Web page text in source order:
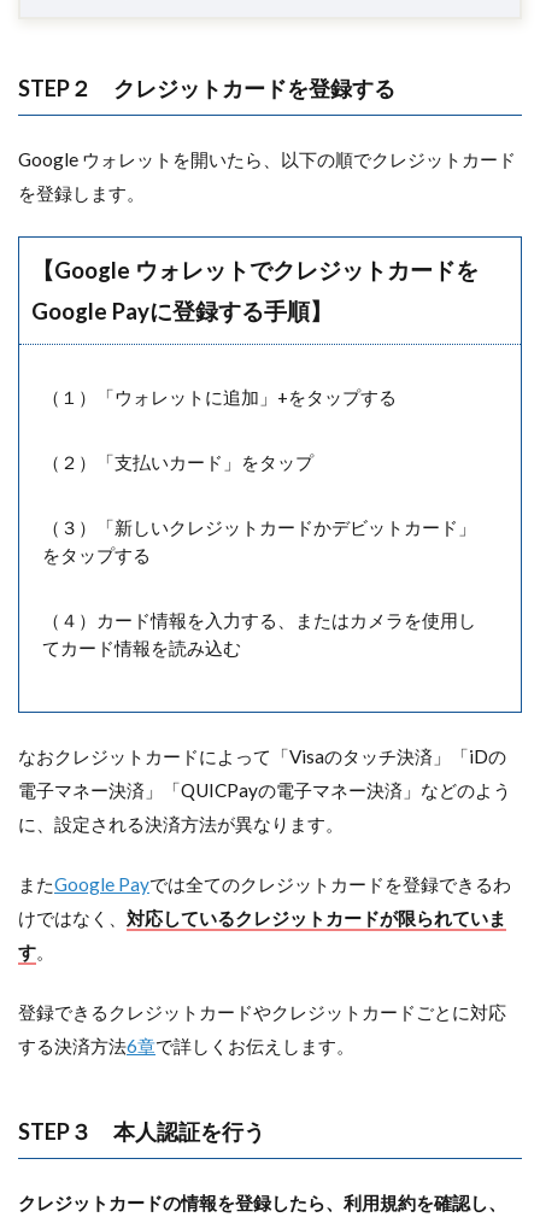
STEP２ クレジットカードを登録する
Google ウォレットを開いたら、以下の順でクレジットカード
を登録します。
【Google ウォレットでクレジットカードを
Google Payに登録する手順】
（１）「ウォレットに追加」+をタップする
（２）「支払いカード」をタップ
（３）「新しいクレジットカードかデビットカード」
をタップする
（４）カード情報を入力する、またはカメラを使用し
てカード情報を読み込む
なおクレジットカードによって「Visaのタッチ決済」「iDの
電子マネー決済」「QUICPayの電子マネー決済」などのよう
に、設定される決済方法が異なります。
またGoogle Payでは全てのクレジットカードを登録できるわ
けではなく、 対応しているクレジットカードが限られていま
す。
登録できるクレジットカードやクレジットカードごとに対応
する決済方法6章で詳しくお伝えします。
STEP３ 本人認証を行う
クレジットカードの情報を登録したら、利用規約を確認し、